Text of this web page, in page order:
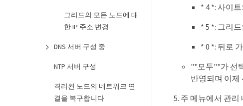
그리드의 모든 노드에 대
한 IP 주소 변경
DNS 서버 구성 중
NTP 서버 구성
격리된 노드의 네트워크 연
결을 복구합니다
* 4 *: 사이
* 5 *: 그리
* 0 *: 뒤로
""모두""가 선
반영되며 이제
주 메뉴에서 관리